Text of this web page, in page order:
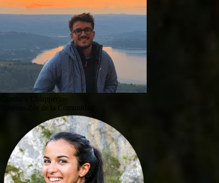
Gianluca Chiapperino
Responsable de la Comunidad